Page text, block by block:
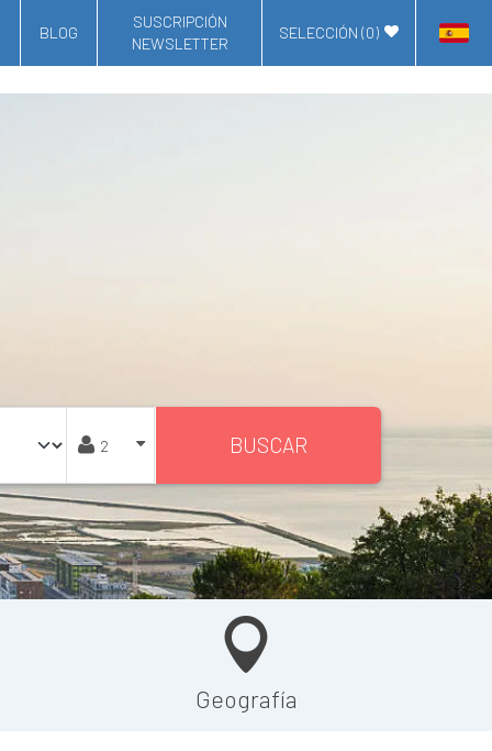
BLOG
SUSCRIPCIÓN
NEWSLETTER
SELECCIÓN (0)
BUSCAR
Geografía